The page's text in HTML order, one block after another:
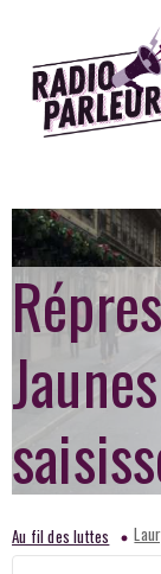
Au fil des luttes